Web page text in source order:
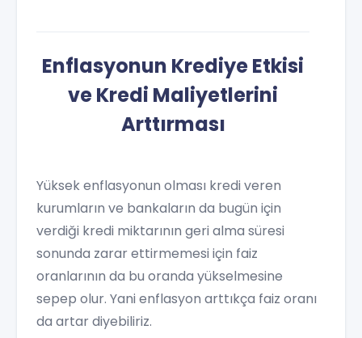
Enflasyonun Krediye Etkisi
ve Kredi Maliyetlerini
Arttırması
Yüksek enflasyonun olması kredi veren
kurumların ve bankaların da bugün için
verdiği kredi miktarının geri alma süresi
sonunda zarar ettirmemesi için faiz
oranlarının da bu oranda yükselmesine
sepep olur. Yani enflasyon arttıkça faiz oranı
da artar diyebiliriz.